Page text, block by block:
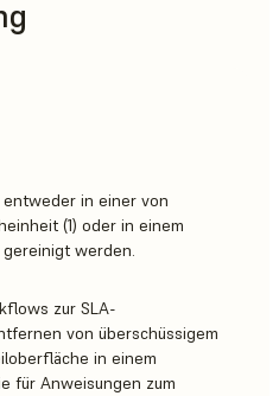
entweder in einer von
(1) oder in einem
werden.
zur SLA-
von überschüssigem
in einem
für Anweisungen zum